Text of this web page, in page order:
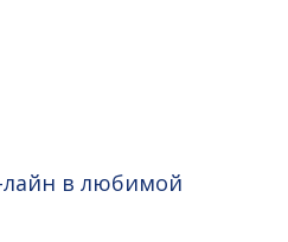
лайн в любимой